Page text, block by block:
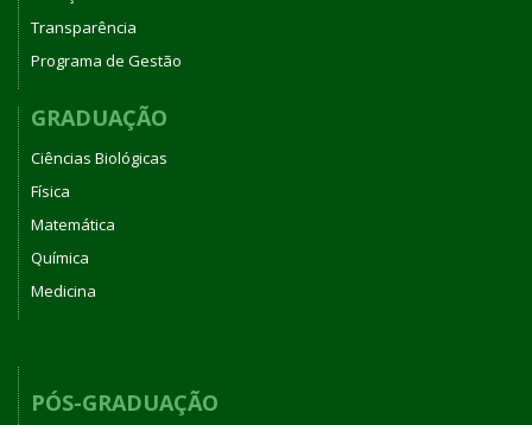
Transparência
Programa de Gestão
GRADUAÇÃO
Ciências Biológicas
Física
Matemática
Química
Medicina
PÓS-GRADUAÇÃO